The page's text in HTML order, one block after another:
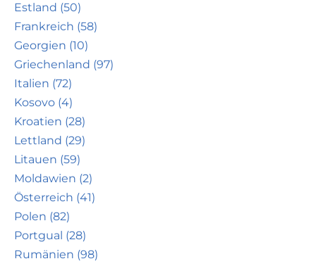
Estland (50)
Frankreich (58)
Georgien (10)
Griechenland (97)
Italien (72)
Kosovo (4)
Kroatien (28)
Lettland (29)
Litauen (59)
Moldawien (2)
Österreich (41)
Polen (82)
Portgual (28)
Rumänien (98)